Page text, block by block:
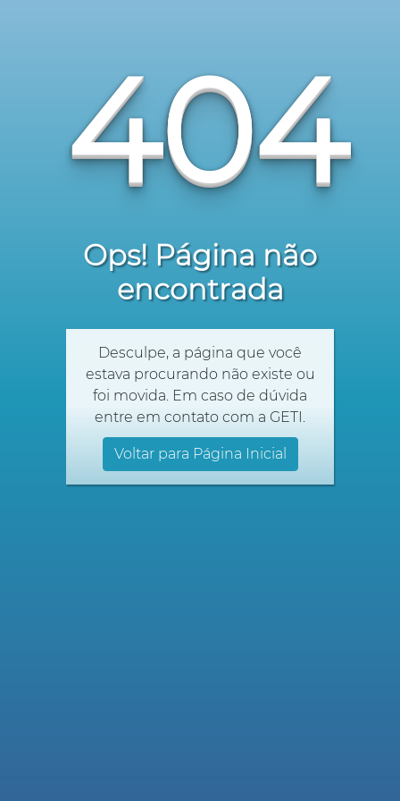
404
Ops! Página não
encontrada
Desculpe, a página que você
estava procurando não existe ou
foi movida. Em caso de dúvida
entre em contato com a GETI.
Voltar para Página Inicial